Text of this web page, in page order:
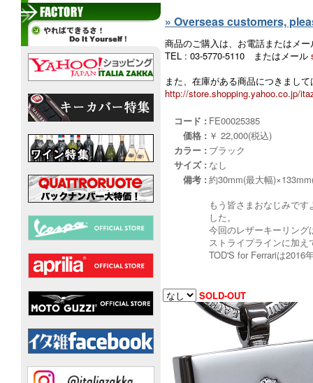
» Overseas customers,
商品のご購入は、お電話またはメ
TEL : 03-5770-5110 またはメール
また、在庫がある商品につきまし
http://store.shopping.yahoo.co.jp/
コード : FE00025385
価格 : ￥ 22,000(税込)
カラー : ブラック
サイズ : なし
備考 : 約30mm(最大幅
もう皆さまおなじみで
した。
今回のレザーキーリン
ストライプラインに加
TOD'S for Ferrariは2016
SOLD-OUT